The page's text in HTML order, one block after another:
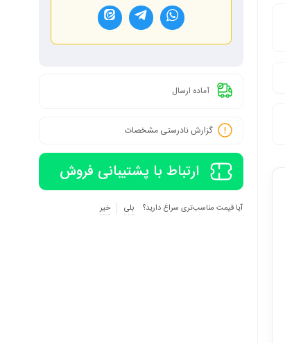
آماده ارسال
گزارش نادرستی مشخصات
ارتباط با پشتیبانی فروش
آیا قیمت مناسب‌تری سراغ دارید؟ بلی خیر